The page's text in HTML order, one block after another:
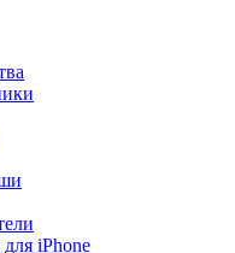
iPhone